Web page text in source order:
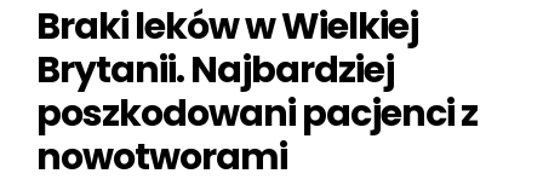
Braki leków w Wielkiej
Brytanii. Najbardziej
poszkodowani pacjenci z
nowotworami